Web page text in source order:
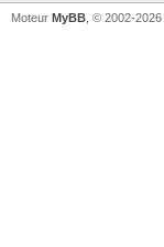
Moteur MyBB , © 2002-2026